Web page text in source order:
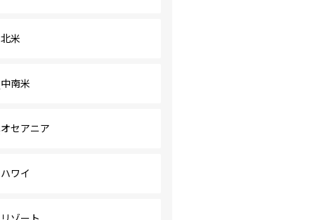
北米
中南米
オセアニア
ハワイ